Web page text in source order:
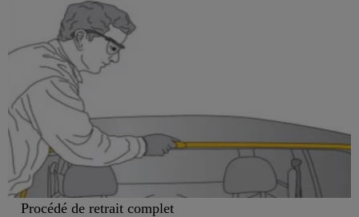
Procédé de retrait complet